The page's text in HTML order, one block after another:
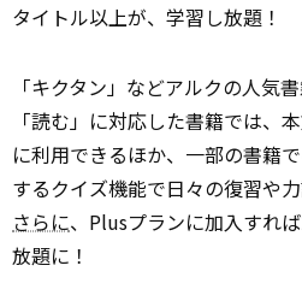
タイトル以上が、学習し放題！
「キクタン」などアルクの人気
「読む」に対応した書籍では、
に利用できるほか、一部の書籍
するクイズ機能で日々の復習や力
さらに、Plusプランに加入すれ
放題に！